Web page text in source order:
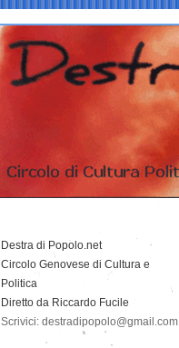
Destra di Popolo.net
Circolo Genovese di Cultura e
Politica
Diretto da Riccardo Fucile
Scrivici: destradipopolo@gmail.com